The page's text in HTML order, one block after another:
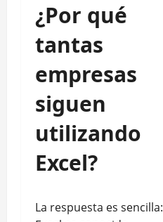
¿Por qué
tantas
empresas
siguen
utilizando
Excel?
La respuesta es sencilla: